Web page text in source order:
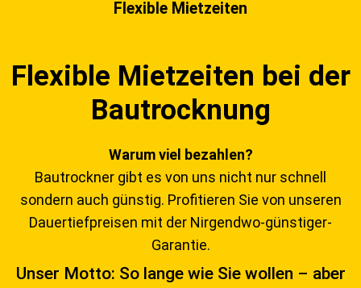
Flexible Mietzeiten
Flexible Mietzeiten bei der
Bautrocknung
Warum viel bezahlen?
Bautrockner gibt es von uns nicht nur schnell
sondern auch günstig. Profitieren Sie von unseren
Dauertiefpreisen mit der Nirgendwo-günstiger-
Garantie.
Unser Motto: So lange wie Sie wollen – aber